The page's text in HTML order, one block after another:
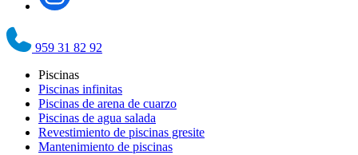
959 31 82 92
Piscinas
Piscinas infinitas
Piscinas de arena de cuarzo
Piscinas de agua salada
Revestimiento de piscinas gresite
Mantenimiento de piscinas